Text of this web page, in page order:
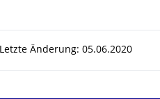
Letzte Änderung: 05.06.2020